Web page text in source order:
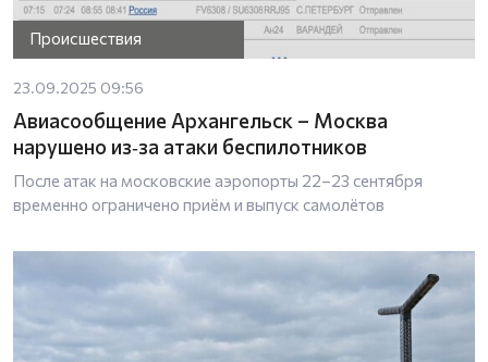
Происшествия
23.09.2025 09:56
Авиасообщение Архангельск – Москва
нарушено из‑за атаки беспилотников
После атак на московские аэропорты 22–23 сентября
временно ограничено приём и выпуск самолётов